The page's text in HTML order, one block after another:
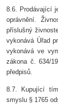
8.6. Prodávající
oprávnění.
příslušný
vykonává Úřad
vykonává ve
zákona č. 634/
předpisů.
8.7. Kupující
smyslu § 1765